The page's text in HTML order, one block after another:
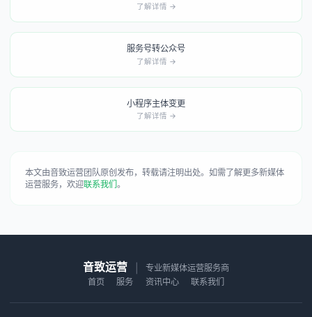
了解详情 →
服务号转公众号
了解详情 →
小程序主体变更
了解详情 →
本文由音致运营团队原创发布，转载请注明出处。如需了解更多新媒体
运营服务，欢迎联系我们 。
音致运营
专业新媒体运营服务商
首页
服务 资讯中心 联系我们